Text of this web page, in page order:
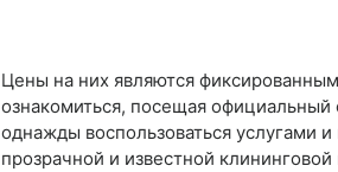
Цены на них являются
ознакомиться, посещая
однажды воспользоваться услугами
прозрачной и известной